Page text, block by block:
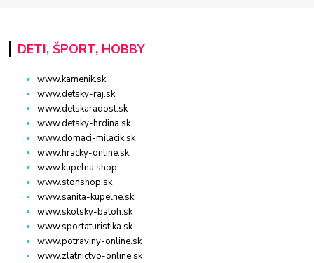
DETI, ŠPORT, HOBBY
www.kamenik.sk
www.detsky-raj.sk
www.detskaradost.sk
www.detsky-hrdina.sk
www.domaci-milacik.sk
www.hracky-online.sk
www.kupelna.shop
www.stonshop.sk
www.sanita-kupelne.sk
www.skolsky-batoh.sk
www.sportaturistika.sk
www.potraviny-online.sk
www.zlatnictvo-online.sk